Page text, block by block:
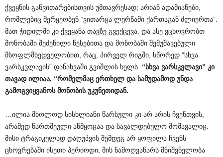
ქვეყნის განვითარებისთვის უმთავრესად; არიან ადამიანები,
რომლებიც მერყეობენ “ვითარცა ლერწამი ქართაგან ძლიერთა”.
მათ ჭიდილში კი ქვეყანა თავზე გვექცევა. და ასე ვცხოვრობთ
მონობაში შეძენილი წესებითა და მონობაში შემუშავებული
მსოფლმხედველობით, რაც, პირველ რიგში, სწორედ “სხვა
ვარსკვლავის” დანახვაში გვიშლის ხელს. “სხვა ვარსკვლავი” კი
თავად ილიაა, “რომელმაც ერთხელ და სამუდამოდ უნდა
გამოგვიყვანოს მონობის უკუნეთიდან.
…ილია მხოლოდ სისხლიანი წარსული კი არ არის ჩვენთვის,
არამედ წართმეული აწმყოცაა და სავალდებულო მომავალიც.
მისი ტრაგიკულად დაღუპვის შემდეგ არ ყოფილა ჩვენს
ცხოვრებაში ისეთი პერიოდი, მის ნამოღვაწარს მნიშვნელობა